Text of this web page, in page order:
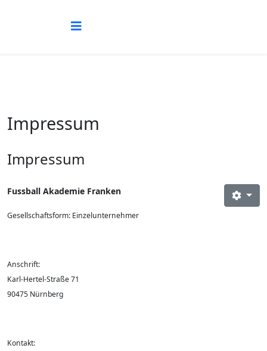
Impressum
Impressum
Fussball Akademie Franken
Gesellschaftsform: Einzelunternehmer
Anschrift:
Karl-Hertel-Straße 71
90475 Nürnberg
Kontakt: